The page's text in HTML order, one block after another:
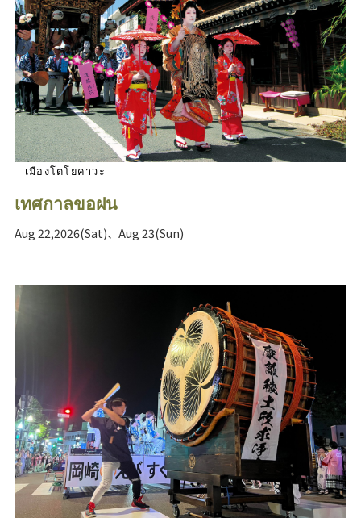
เมืองโตโยคาวะ
เทศกาลขอฝน
Aug 22,2026(Sat)、Aug 23(Sun)